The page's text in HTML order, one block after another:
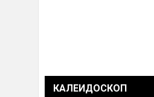
КАЛЕИДОСКОП